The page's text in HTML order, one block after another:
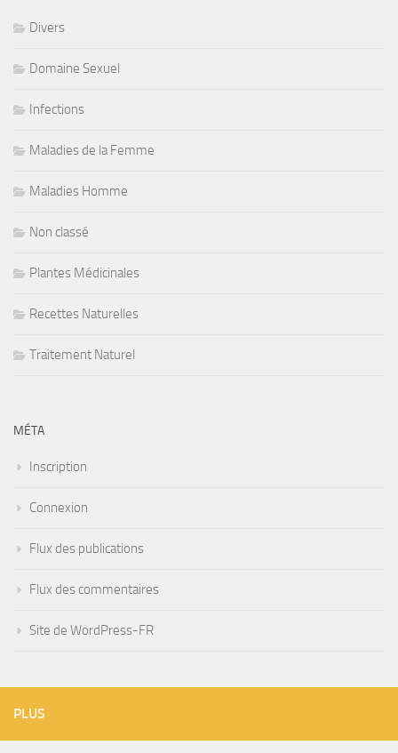
Divers
Domaine Sexuel
Infections
Maladies de la Femme
Maladies Homme
Non classé
Plantes Médicinales
Recettes Naturelles
Traitement Naturel
MÉTA
Inscription
Connexion
Flux des publications
Flux des commentaires
Site de WordPress-FR
PLUS